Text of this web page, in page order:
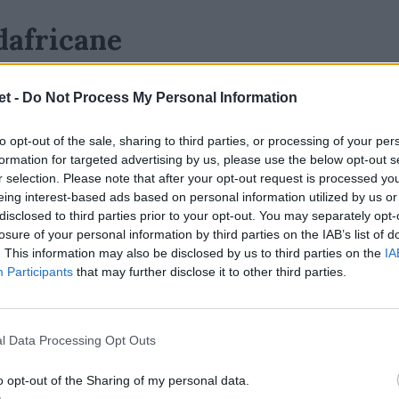
- Do Not Process My Personal Information
opt-out of the sale, sharing to third parties, or processing of your
for targeted advertising by us, please use the below opt-out
selection. Please note that after your opt-out request is processed
interest-based ads based on personal information utilized by us
to third parties prior to your opt-out. You may separately
of your personal information by third parties on the IAB’s list of
This information may also be disclosed by us to third parties on the
Participants that may further disclose it to other third parties.
Data Processing Opt Outs
opt-out of the Sharing of my personal data.
in testa alla
nella tabelle qui sotto fornita dagli
evento in classifica, una doppia sfida
l'altra. Si tratta del "Giorno del
con cui le quattro franchigie gallesi
si disputano ogni anno alPrincipality
ha fatto registrare la maggiore affluenza
2018 e 2017.
è al 5° posto. Si tratta di
2023 giocata allo stadio di Città del Capo.
stagione regolare, cioè non di play-off,